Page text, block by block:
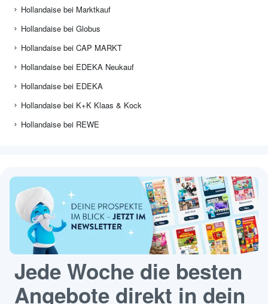
Hollandaise bei Marktkauf
Hollandaise bei Globus
Hollandaise bei CAP MARKT
Hollandaise bei EDEKA Neukauf
Hollandaise bei EDEKA
Hollandaise bei K+K Klaas & Kock
Hollandaise bei REWE
Jede Woche die besten
Angebote direkt in dein